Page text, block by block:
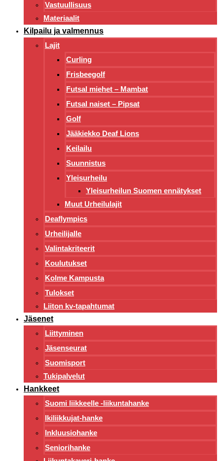
Vastuullisuus
Materiaalit
Kilpailu ja valmennus
Lajit
Curling
Frisbeegolf
Futsal miehet – Mambat
Futsal naiset – Pipsat
Golf
Jääkiekko Deaf Lions
Keilailu
Suunnistus
Yleisurheilu
Yleisurheilun Suomen ennätykset
Muut Urheilulajit
Deaflympics
Urheilijalle
Valintakriteerit
Koulutukset
Kolme Kampusta
Tulokset
Liiton kv-tapahtumat
Jäsenet
Liittyminen
Jäsenseurat
Suomisport
Tukipalvelut
Hankkeet
Suomi liikkeelle -liikuntahanke
Ikiliikkujat-hanke
Inkluusiohanke
Seniorihanke